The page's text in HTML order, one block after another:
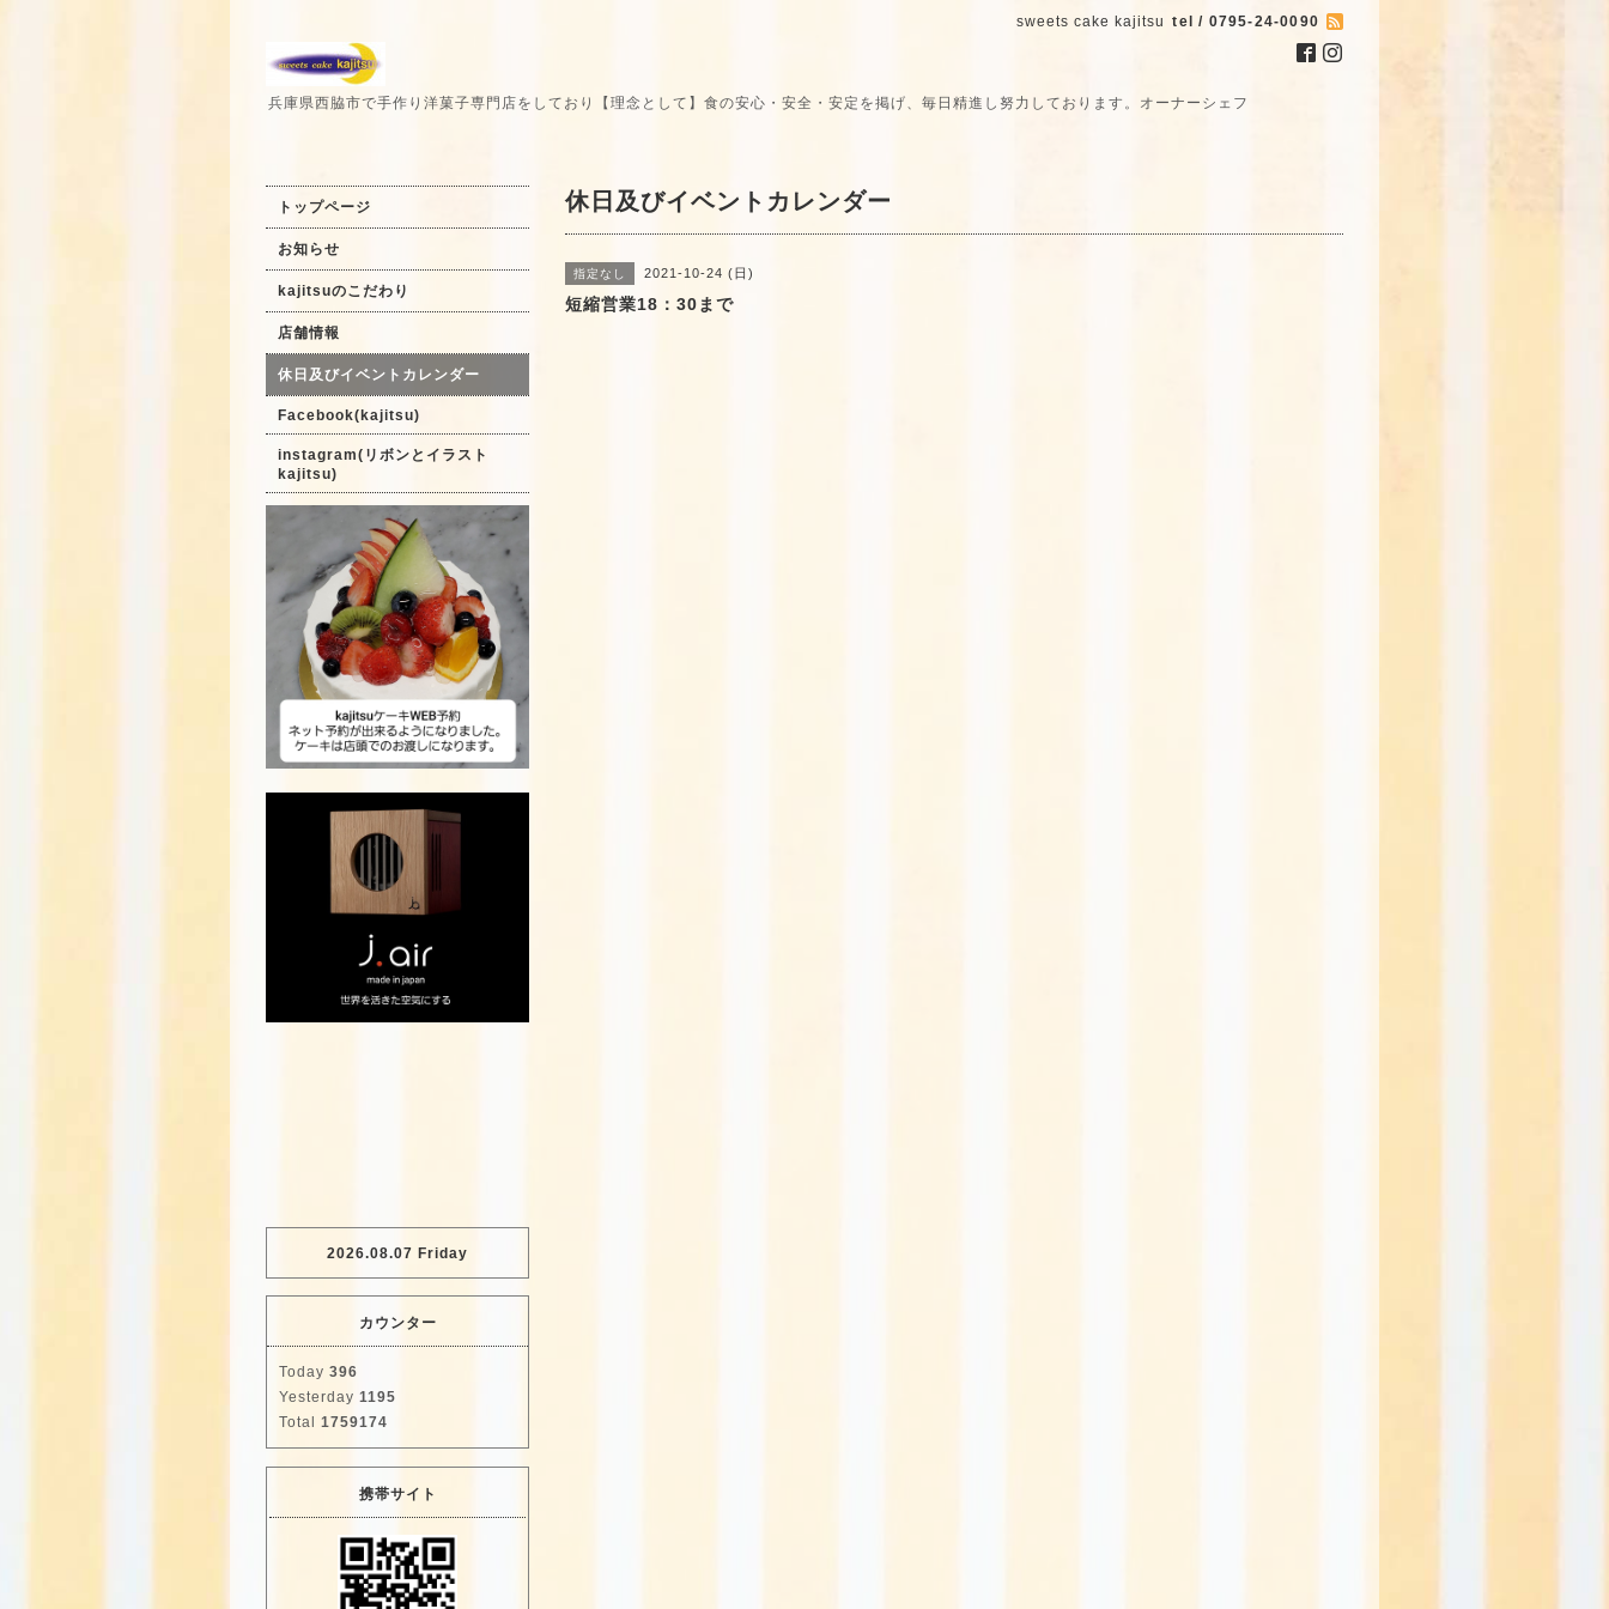
sweets cake kajitsu tel / 0795-24-0090
兵庫県西脇市で手作り洋菓子専門店をしており【理念として】食の安心・安全・安定を掲げ、毎日精進し努力しております。オーナーシェフ
休日及びイベントカレンダー
指定なし 2021-10-24 (日)
短縮営業18：30まで
トップページ
お知らせ
kajitsuのこだわり
店舗情報
休日及びイベントカレンダー
Facebook(kajitsu)
instagram(リボンとイラスト
kajitsu)
2026.08.07 Friday
カウンター
Today 396
Yesterday 1195
Total 1759174
携帯サイト